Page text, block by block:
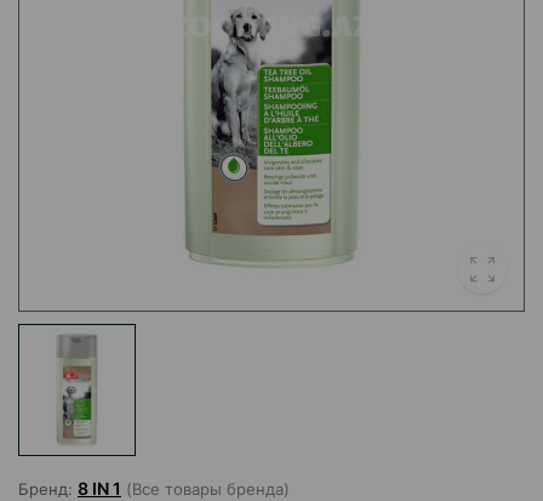
Бренд: 8 IN 1 (Все товары бренда)